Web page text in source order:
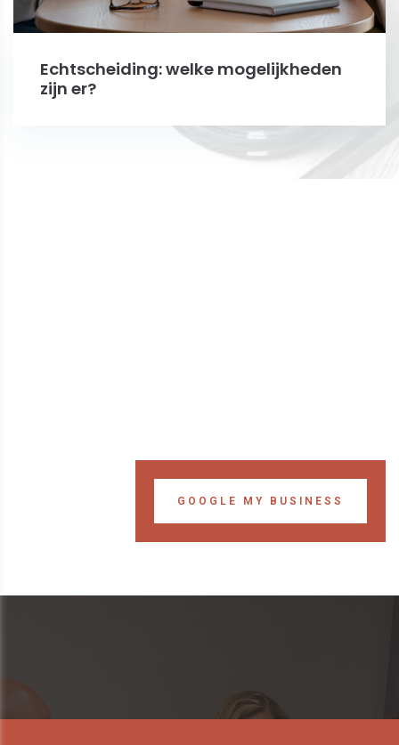
Echtscheiding: welke mogelijkheden
zijn er?
GOOGLE MY BUSINESS